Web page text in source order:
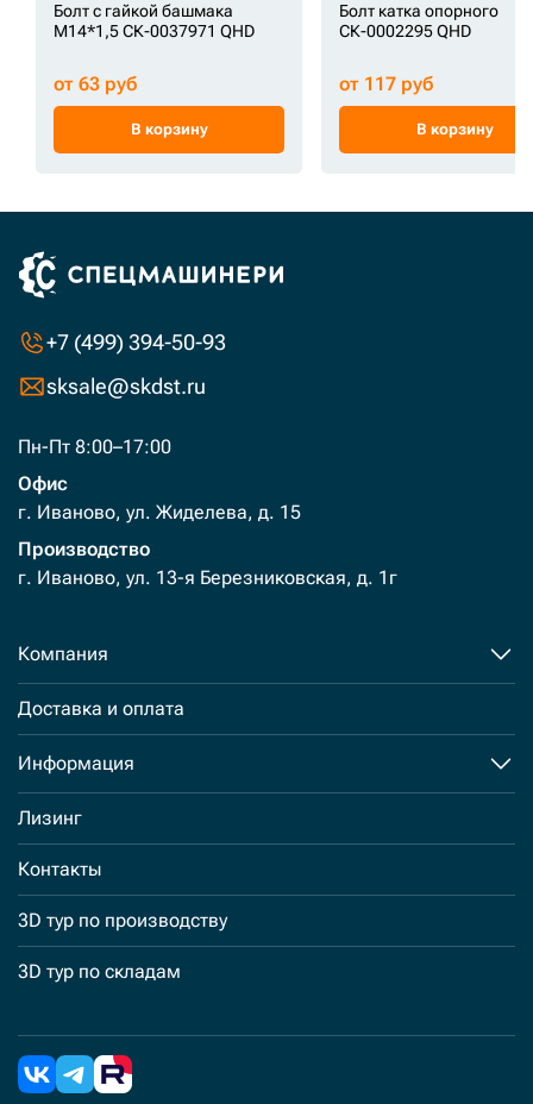
Болт с гайкой башмака
M14*1,5 СК-0037971 QHD
от 63 руб
В корзину
Болт катка опорного
СК-0002295 QHD
от 117 руб
В корзину
+7 (499) 394-50-93
sksale@skdst.ru
Пн-Пт 8:00–17:00
Офис
г. Иваново, ул. Жиделева, д. 15
Производство
г. Иваново, ул. 13-я Березниковская, д. 1г
Компания
Доставка и оплата
Информация
Лизинг
Контакты
3D тур по производству
3D тур по складам